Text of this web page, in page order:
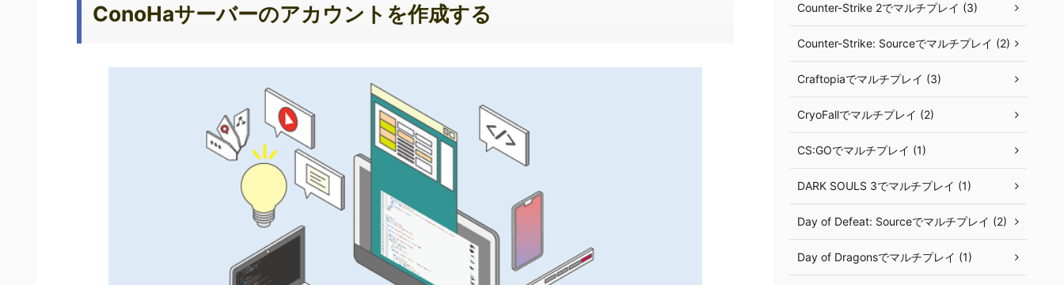
ConoHaサーバーのアカウントを作成する Counter-Strike 2でマルチプレイ (3)
Counter-Strike: Sourceでマルチプレイ (2)
Craftopiaでマルチプレイ (3)
CryoFallでマルチプレイ (2)
CS:GOでマルチプレイ (1)
DARK SOULS 3でマルチプレイ (1)
Day of Defeat: Sourceでマルチプレイ (2)
Day of Dragonsでマルチプレイ (1)